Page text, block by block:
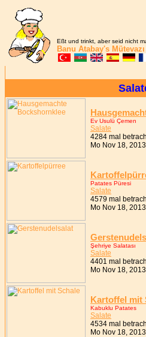
Eßt und trinkt, aber seid nicht
Banu Atabay's
Ev Usulü Çemen
Salate
4284 mal
Mo Nov 18,
Patates Püresi
Salate
4579 mal
Mo Nov 18,
Şehriye Salatası
Salate
4401 mal
Mo Nov 18,
Kartoffel mit
Kabuklu Patates
Salate
4534 mal
Mo Nov 18,